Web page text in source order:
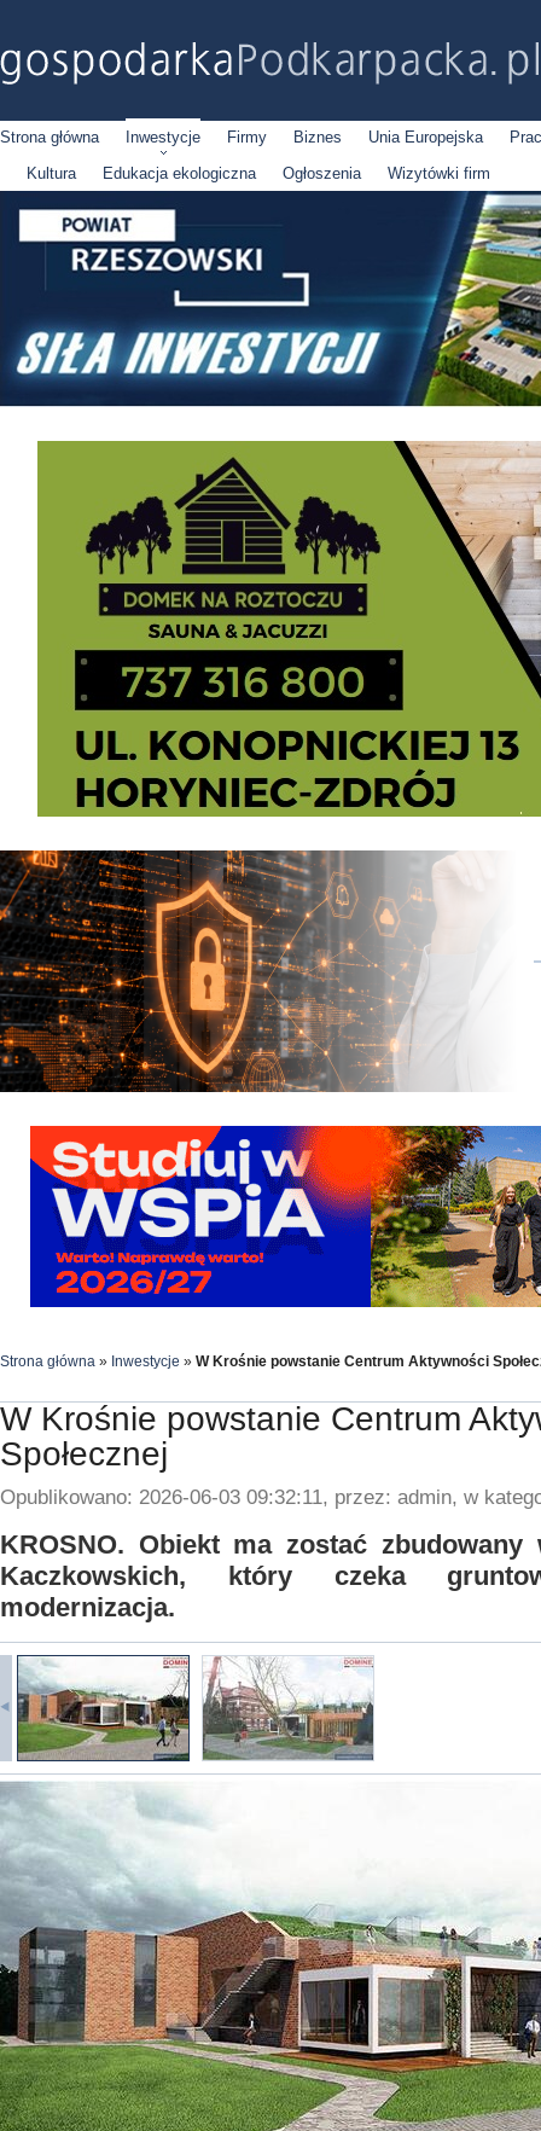
Strona główna Inwestycje Firmy Biznes Unia Europejska
Kultura
Edukacja ekologiczna Ogłoszenia Wizytówki firm
Strona główna » Inwestycje » W Krośnie powstanie Centrum Aktywności
W Krośnie powstanie Centrum
Społecznej
Opublikowano: 2026-06-03 09:32:11, przez: admin, w
KROSNO. Obiekt ma zostać zbudowany
Kaczkowskich, który czeka
modernizacja.